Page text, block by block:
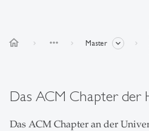
home more_horiz Master
Das ACM Chapter der
Das ACM Chapter an der